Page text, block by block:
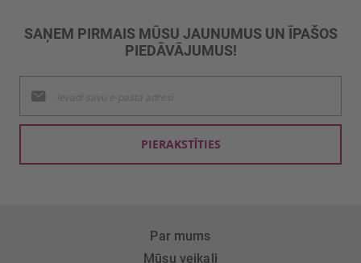
SAŅEM PIRMAIS MŪSU JAUNUMUS UN ĪPAŠOS
PIEDĀVĀJUMUS!
jaunumu
saņemšanai:
PIERAKSTĪTIES
Par mums
Mūsu veikali